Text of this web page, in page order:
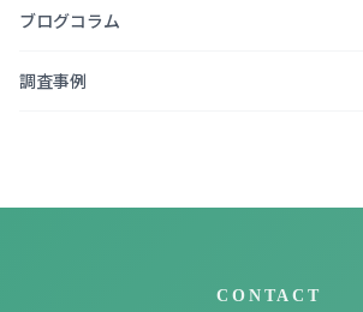
ブログコラム
調査事例
CONTACT